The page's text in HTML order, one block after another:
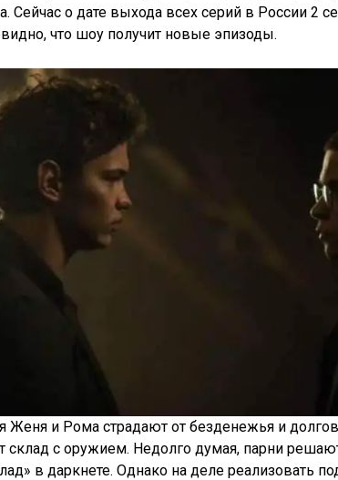
Сейчас о дате выхода всех серий в России 2
что шоу получит новые эпизоды.
Женя и Рома страдают от безденежья и
склад с оружием. Недолго думая, парни
в даркнете. Однако на деле реализовать